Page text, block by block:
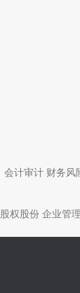
会计审计 财务风
股权股份 企业管理